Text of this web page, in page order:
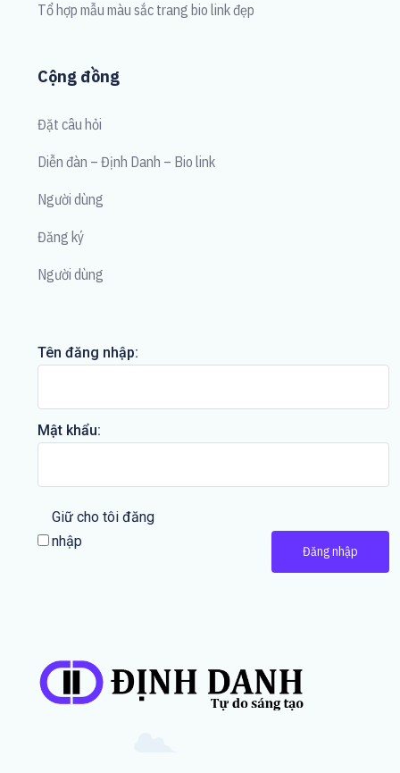
Tổ hợp mẫu màu sắc trang bio link đẹp
Cộng đồng
Đặt câu hỏi
Diễn đàn – Định Danh – Bio link
Người dùng
Đăng ký
Người dùng
Tên đăng nhập:
Mật khẩu:
Giữ cho tôi đăng
nhập
Đăng nhập